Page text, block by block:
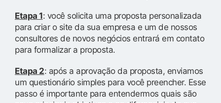
Etapa 1: você solicita uma proposta personalizada
para criar o site da sua empresa e um de nossos
consultores de novos negócios entrará em contato
para formalizar a proposta.
Etapa 2: após a aprovação da proposta, enviamos
um questionário simples para você preencher. Esse
passo é importante para entendermos quais são